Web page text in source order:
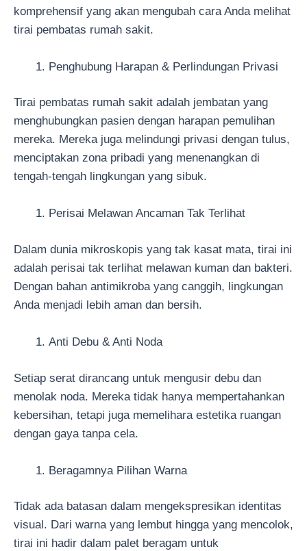
komprehensif yang akan mengubah cara Anda melihat
tirai pembatas rumah sakit.
Penghubung Harapan & Perlindungan Privasi
Tirai pembatas rumah sakit adalah jembatan yang
menghubungkan pasien dengan harapan pemulihan
mereka. Mereka juga melindungi privasi dengan tulus,
menciptakan zona pribadi yang menenangkan di
tengah-tengah lingkungan yang sibuk.
Perisai Melawan Ancaman Tak Terlihat
Dalam dunia mikroskopis yang tak kasat mata, tirai ini
adalah perisai tak terlihat melawan kuman dan bakteri.
Dengan bahan antimikroba yang canggih, lingkungan
Anda menjadi lebih aman dan bersih.
Anti Debu & Anti Noda
Setiap serat dirancang untuk mengusir debu dan
menolak noda. Mereka tidak hanya mempertahankan
kebersihan, tetapi juga memelihara estetika ruangan
dengan gaya tanpa cela.
Beragamnya Pilihan Warna
Tidak ada batasan dalam mengekspresikan identitas
visual. Dari warna yang lembut hingga yang mencolok,
tirai ini hadir dalam palet beragam untuk